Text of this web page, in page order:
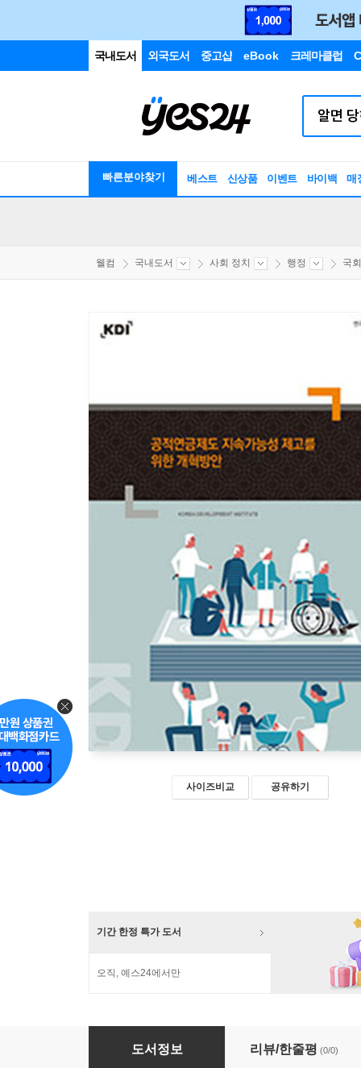
국내도서 외국도서 중고샵 eBook 크레마클럽
빠른분야찾기 베스트 신상품 이벤트 바이백 매
웰컴 국내도서 사회 정치 행정 국
사이즈비교 공유하기
기간 한정 특가 도서
오직, 예스24에서만
공적연금제도 지속가능성 제고를 위한 개혁방안
도서정보 리뷰/한줄평 (0/0)